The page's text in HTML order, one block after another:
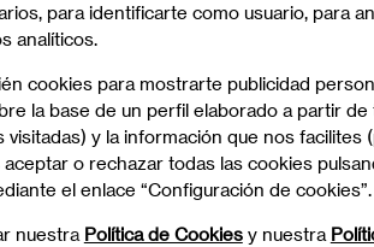
para identificarte como usuario, para
analíticos.
cookies para mostrarte publicidad
la base de un perfil elaborado a partir
visitadas) y la información que nos facilites
aceptar o rechazar todas las cookies
el enlace “Configuración de cookies”.
nuestra Política de Cookiesy nuestra